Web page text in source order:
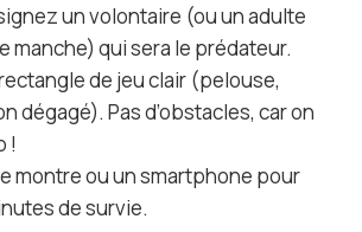
un volontaire (ou un adulte
manche) qui sera le prédateur.
de jeu clair (pelouse,
dégagé). Pas d’obstacles, car on
!
montre ou un smartphone pour
de survie.